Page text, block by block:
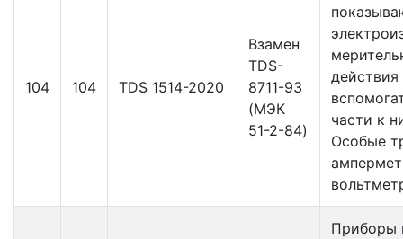
104 104 TDS 1514-2020
Взамен
ТDS-
8711-93
(МЭК
51-2-84)
действия
части к
Особые
Приборы